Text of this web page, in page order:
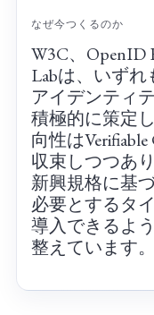
な​ぜ​今つくるのか
W3C、​OpenID
Labは、​いず
アイデンティ
積極的に​策定
向性は​Verifiable
収束しつつあ
新興規格に​基
必要と​する​タ
導入できるよ
整えています。